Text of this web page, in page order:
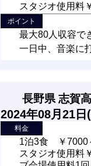
スタジオ使用料
ポイント
最大80人収容で
一日中、音楽に
長野県 志賀
2024年08月21日
料金
1泊3食 ￥7000
スタジオ使用料